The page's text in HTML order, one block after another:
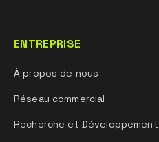
ENTREPRISE
À propos de nous
Réseau commercial
Recherche et Développement